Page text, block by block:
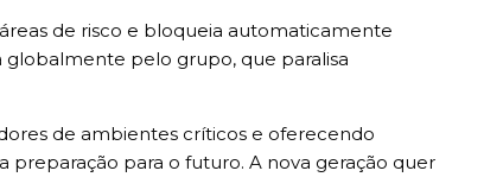
de risco e bloqueia automaticamente
globalmente pelo grupo, que paralisa
de ambientes críticos e oferecendo
preparação para o futuro. A nova geração quer